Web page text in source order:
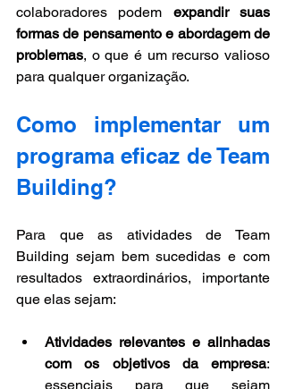
colaboradores podem expandir suas
formas de pensamento e abordagem de
problemas, o que é um recurso valioso
para qualquer organização.
Como implementar um
programa eficaz de Team
Building?
Para que as atividades de Team
Building sejam bem sucedidas e com
resultados extraordinários, importante
que elas sejam:
Atividades relevantes e alinhadas
com os objetivos da empresa:
essenciais para que sejam